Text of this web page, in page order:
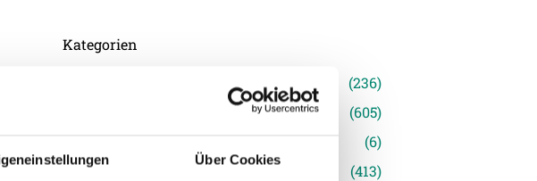
Über Cookies
Kategorien
(236)
(605)
Damen
(6)
Junge Wikinger Ried
(413)